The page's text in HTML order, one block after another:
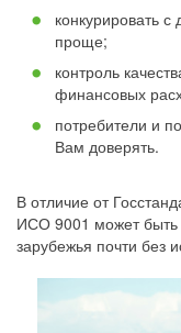
конкурировать
проще;
контроль
финансовых
потребители и
Вам доверять.
В отличие от
ИСО 9001 может быть
зарубежья почти без